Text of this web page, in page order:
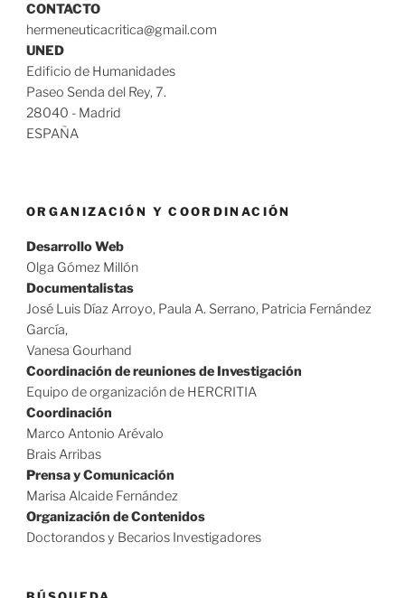
CONTACTO
hermeneuticacritica@gmail.com
UNED
Edificio de Humanidades
Paseo Senda del Rey, 7.
28040 - Madrid
ESPAÑA
ORGANIZACIÓN Y COORDINACIÓN
Desarrollo Web
Olga Gómez Millón
Documentalistas
José Luis Díaz Arroyo, Paula A. Serrano, Patricia Fernández
García,
Vanesa Gourhand
Coordinación de reuniones de Investigación
Equipo de organización de HERCRITIA
Coordinación
Marco Antonio Arévalo
Brais Arribas
Prensa y Comunicación
Marisa Alcaide Fernández
Organización de Contenidos
Doctorandos y Becarios Investigadores